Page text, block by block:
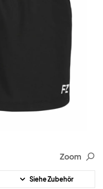
Zoom
Siehe Zubehör